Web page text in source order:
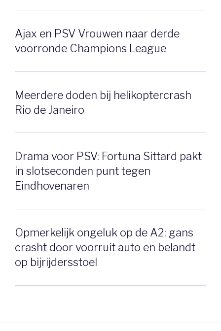
Ajax en PSV Vrouwen naar derde
voorronde Champions League
Meerdere doden bij helikoptercrash
Rio de Janeiro
Drama voor PSV: Fortuna Sittard pakt
in slotseconden punt tegen
Eindhovenaren
Opmerkelijk ongeluk op de A2: gans
crasht door voorruit auto en belandt
op bijrijdersstoel